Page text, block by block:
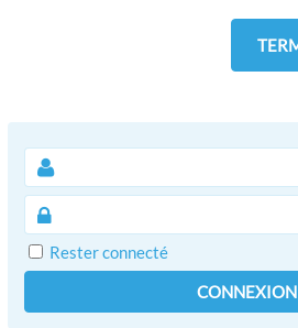
Rester connecté
CONNEXION